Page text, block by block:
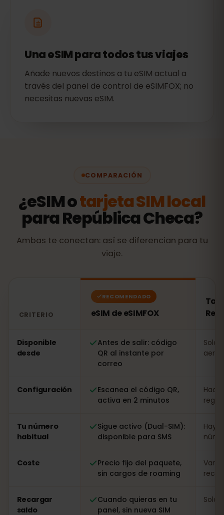
Una eSIM para todos tus viajes
Añade nuevos destinos a tu eSIM actual a
través del panel de control de eSIMFOX; no
necesitas nuevas eSIM.
COMPARACIÓN
¿eSIM otarjeta SIM local
para República Checa?
Ambas te conectan: así se diferencian para tu
viaje.
CRITERIO
RECOMENDADO
eSIM de eSIMFOX
Disponible
desde
Antes de salir: código
QR al instante por
correo
Solo
Configuración
Escanea el código QR,
activa en 2 minutos
Tu número
habitual
Sigue activo (Dual-SIM):
disponible para SMS
Hay
Coste
Precio fijo del paquete,
sin cargos de roaming
Recargar
saldo
Cuando quieras en tu
panel, sin nueva SIM
Solo